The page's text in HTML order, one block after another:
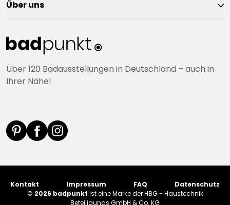
Über 120 Badausstellungen in Deutschland – auch in
Ihrer Nähe!
Über uns
© 2026 badpunkt ist eine Marke der HBG - Haustechnik
Beteiligungs GmbH & Co. KG
Kontakt Impressum FAQ Datenschutz